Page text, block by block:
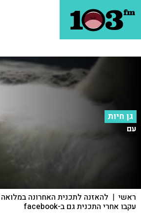
גן חיות
עם
ראשי | להאזנה לתכנית האחרונה במלואה
עקבו אחרי התכנית גם ב-facebook